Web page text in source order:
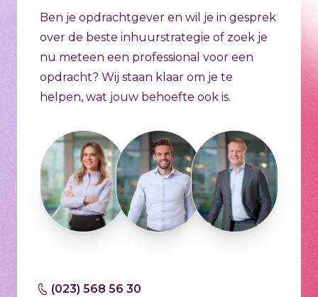
Ben je opdrachtgever en wil je in gesprek
over de beste inhuurstrategie of zoek je
nu meteen een professional voor een
opdracht? Wij staan klaar om je te
helpen, wat jouw behoefte ook is.
(023) 568 56 30